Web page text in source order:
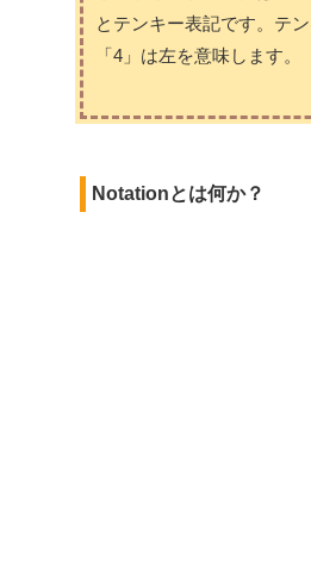
とテンキー表記です。テ
「4」は左を意味します。
Notationとは何か？